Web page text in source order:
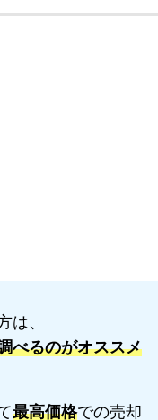
は、
べるのがオススメ
最高価格での売却